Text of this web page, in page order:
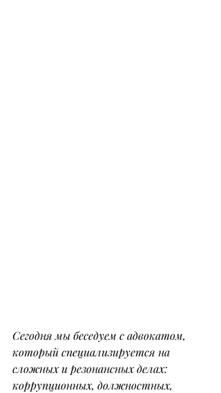
Сегодня мы беседуем с адвокатом,
который специализируется на
сложных и резонансных делах:
коррупционных, должностных,